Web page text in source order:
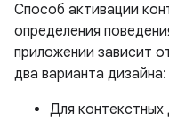
Способ активации
определения
приложении зависит
два варианта дизайна:
Для